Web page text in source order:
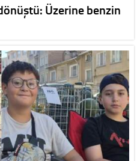
Üzerine benzin